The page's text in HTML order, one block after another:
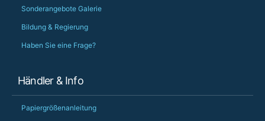
Sonderangebote Galerie
Bildung & Regierung
Haben Sie eine Frage?
Händler & Info
Papiergrößenanleitung